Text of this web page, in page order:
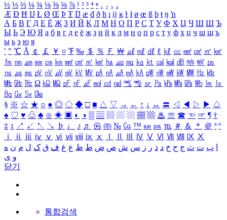
½ ⅓ ⅔ ¼ ¾ ⅛ ⅜ ⅝ ⅞ ¹ ² ³ ⁴ ⁿ ₁ ₂ ₃ ₄
Æ Ð Ħ Ĳ Ł Ø Œ Þ Ŧ Ŋ æ đ ð ħ ı ĳ ĸ ŀ ł ø œ ß þ ŧ ŋ ŉ
А Б В Г Д Е Ё Ж З И Й К Л М Н О П Р С Т У Ф Х Ц Ч Ш Щ Ъ
Ы Ь Э Ю Я а б в г д е ё ж з и й к л м н о п р с т у ф х ц ч ш щ ъ
ы ь э ю я
′ ″ ℃ Å ￠ ￡ ￥ ¤ ℉ ‰ ＄ ％ Ｆ ￦ ㎕ ㎖ ㎗ ℓ ㎘ ㏄ ㎣ ㎤ ㎥ ㎦
㎙ ㎚ ㎛ ㎜ ㎝ ㎞ ㎟ ㎠ ㎡ ㎢ ㏊ ㎍ ㎎ ㎏ ㏏ ㎈ ㎉ ㏈ ㎧ ㎨ ㎰
㎱ ㎲ ㎳ ㎴ ㎵ ㎶ ㎷ ㎸ ㎹ ㎀ ㎁ ㎂ ㎃ ㎄ ㎺ ㎻ ㎽ ㎾ ㎿ ㎐ ㎑
㎒ ㎓ ㎔ Ω ㏀ ㏁ ㎊ ㎋ ㎌ ㏖ ㏅ ㎭ ㎮ ㎯ ㏛ ㎩ ㎪ ㎫ ㎬ ㏝ ㏐
㏓
㏃ ㏉ ㏜ ㏆
§ ※ ☆ ★ ○ ● ◎ ◇ ◆ □ ■ △ ▽ → ← ↑ ↓ ↔ 〓 ◁ ◀ ▷ ▶ ♤
♠ ♡ ♥ ♧ ♣ ⊙ ◈ ▣ ◐ ◑ ▒ ▤ ▨ ▧ ▦ ▩ ♨ ☏ ☎ ☜ ☞ ¶ †
‡ ↕ ↗ ↙ ↖ ↘ ♭ ♩ ♪ ♬ ㉿ ㈜ № ㏇ ™ ㏂ ㏘ ℡ ＃ ＆ ＊ ＠ ª º
ⅰ
ⅱ ⅲ ⅳ ⅴ ⅵ ⅶ ⅷ ⅸ ⅹ Ⅳ Ⅴ Ⅵ Ⅶ Ⅷ Ⅸ Ⅹ
ب ت ث ج ح خ د ذ ر ز س ش ص ض ط ظ ع غ ف ق ک ل م ن ه
و ی
닫기
통합검색